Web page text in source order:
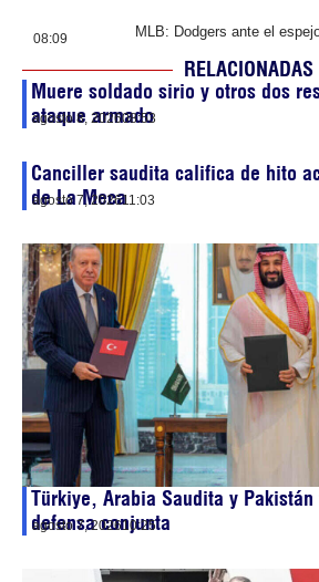
08:09 MLB: Dodgers ante el
RELACIONADAS
Muere soldado sirio y otros dos
ataque armado
agosto 8, 202608:53
Canciller saudita califica de hito
de La Meca
agosto 7, 202611:03
Türkiye, Arabia Saudita y
defensa conjunta
agosto 7, 202610:25